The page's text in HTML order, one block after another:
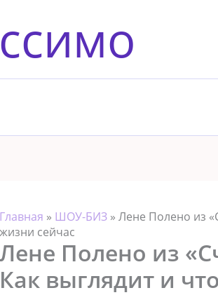
Главная » ШОУ-БИЗ » Лене Полено из
жизни сейчас
Лене Полено из
Как выглядит и